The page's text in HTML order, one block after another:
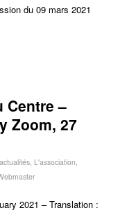
du 09 mars 2021
Centre –
Zoom, 27
, L'association,
2021 – Translation :